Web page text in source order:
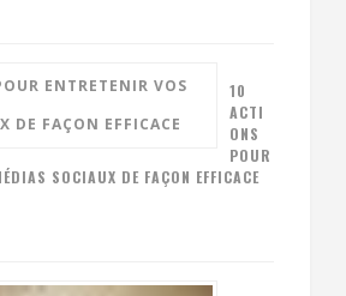
10
ACTI
ONS
POUR
SOCIAUX DE FAÇON EFFICACE